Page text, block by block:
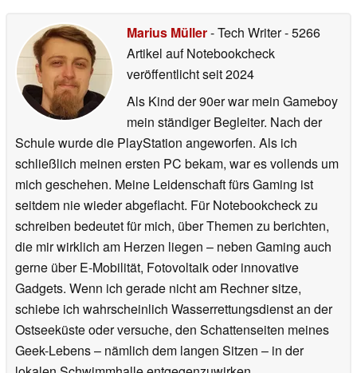
Marius Müller- Tech Writer- 5266
Artikel auf Notebookcheck
veröffentlichtseit 2024
Als Kind der 90er war mein Gameboy
mein ständiger Begleiter. Nach der
Schule wurde die PlayStation angeworfen. Als ich
schließlich meinen ersten PC bekam, war es vollends um
mich geschehen. Meine Leidenschaft fürs Gaming ist
seitdem nie wieder abgeflacht. Für Notebookcheck zu
schreiben bedeutet für mich, über Themen zu berichten,
die mir wirklich am Herzen liegen – neben Gaming auch
gerne über E-Mobilität, Fotovoltaik oder innovative
Gadgets. Wenn ich gerade nicht am Rechner sitze,
schiebe ich wahrscheinlich Wasserrettungsdienst an der
Ostseeküste oder versuche, den Schattenseiten meines
Geek-Lebens – nämlich dem langen Sitzen – in der